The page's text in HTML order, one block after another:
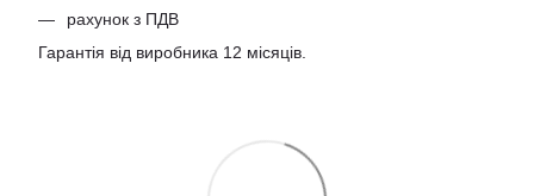
рахунок з ПДВ
Гарантія від виробника 12 місяців.